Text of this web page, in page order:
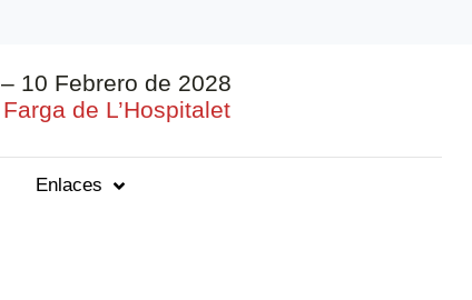
10 Febrero de 2028
de L’Hospitalet
Enlaces